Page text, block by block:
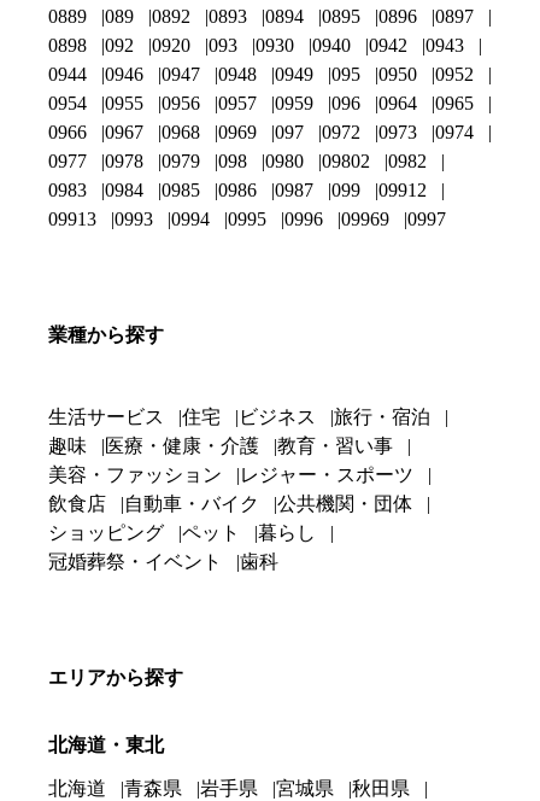
0889
089 0892 0893 0894 0895 0896
0897
0898
092 0920 093 0930 0940 0942
0943
0944
0946 0947 0948 0949 095 0950
0952
0954
0955 0956 0957 0959 096 0964
0965
0966
0967 0968 0969 097 0972 0973
0974
0977
0978 0979 098 0980 09802
0982
0983
0984 0985 0986 0987 099
09912
09913
0993 0994 0995 0996 09969 0997
業種から探す
生活サービス 住宅 ビジネス
旅行・宿泊
趣味
医療・健康・介護
教育・習い事
美容・ファッション
レジャー・スポーツ
飲食店
自動車・バイク
公共機関・団体
ショッピング
ペット
暮らし
冠婚葬祭・イベント
歯科
エリアから探す
北海道・東北
北海道 青森県 岩手県 宮城県
秋田県